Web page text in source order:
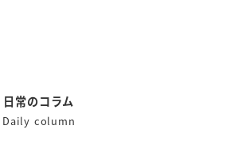
日常のコラム
Daily column